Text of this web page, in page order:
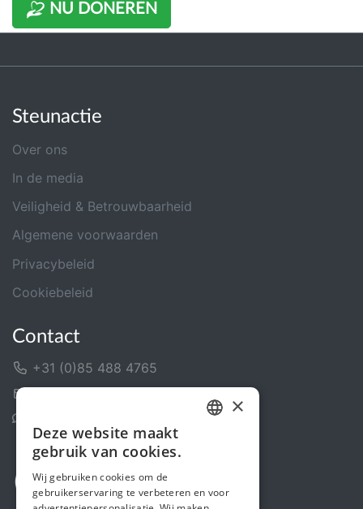
NU DONEREN
Steunactie
Over ons
In de media
Veiligheid & Betrouwbaarheid
Algemene voorwaarden
Privacybeleid
Cookiebeleid
Contact
+31 (0)85 488 4765
ENGLISH
×
Deze website maakt
gebruik van cookies.
Wij gebruiken cookies om de
gebruikerservaring te verbeteren en voor